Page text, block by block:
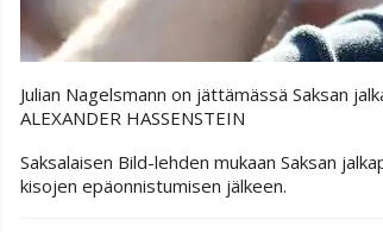
Julian Nagelsmann on jättämässä Saksan
ALEXANDER HASSENSTEIN
Saksalaisen Bild-lehden mukaan Saksan
kisojen epäonnistumisen jälkeen.